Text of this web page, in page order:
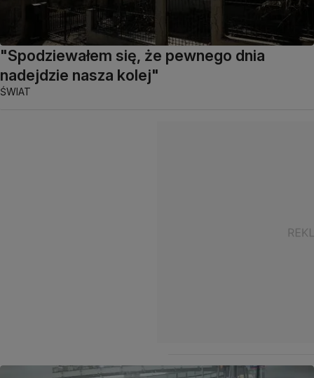
"Spodziewałem się, że pewnego dnia
nadejdzie nasza kolej"
ŚWIAT